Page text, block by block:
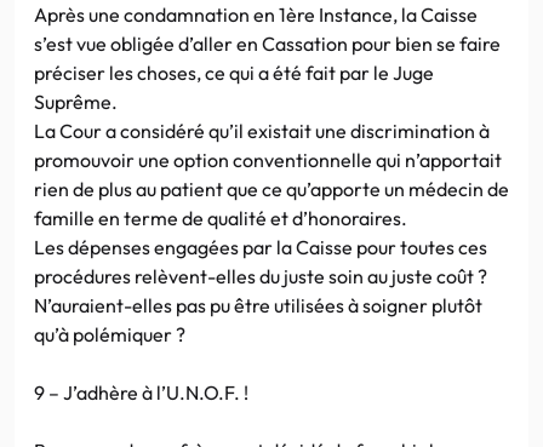
Après une condamnation en 1ère Instance, la Caisse
s’est vue obligée d’aller en Cassation pour bien se faire
préciser les choses, ce qui a été fait par le Juge
Suprême.
La Cour a considéré qu’il existait une discrimination à
promouvoir une option conventionnelle qui n’apportait
rien de plus au patient que ce qu’apporte un médecin de
famille en terme de qualité et d’honoraires.
Les dépenses engagées par la Caisse pour toutes ces
procédures relèvent-elles du juste soin au juste coût ?
N’auraient-elles pas pu être utilisées à soigner plutôt
qu’à polémiquer ?
9 – J’adhère à l’U.N.O.F. !